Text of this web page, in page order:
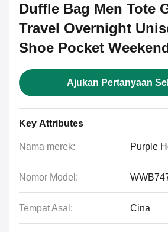
Duffle Bag Men Tote
Travel Overnight
Shoe Pocket
Ajukan Pertanyaan
Key Attributes
Nama merek: Purple
Nomor Model:
Tempat Asal: Cina